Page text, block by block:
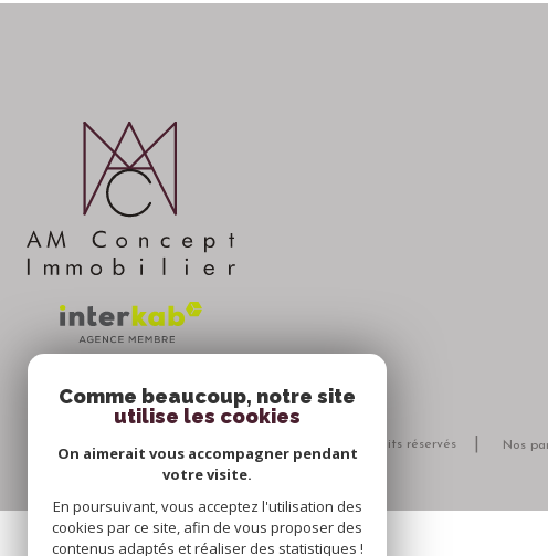
© 2026 | Tous droits réservés Nos
Comme beaucoup, notre site
utilise les cookies
On aimerait vous accompagner pendant
votre visite.
En poursuivant, vous acceptez l'utilisation des
cookies par ce site, afin de vous proposer des
contenus adaptés et réaliser des statistiques !